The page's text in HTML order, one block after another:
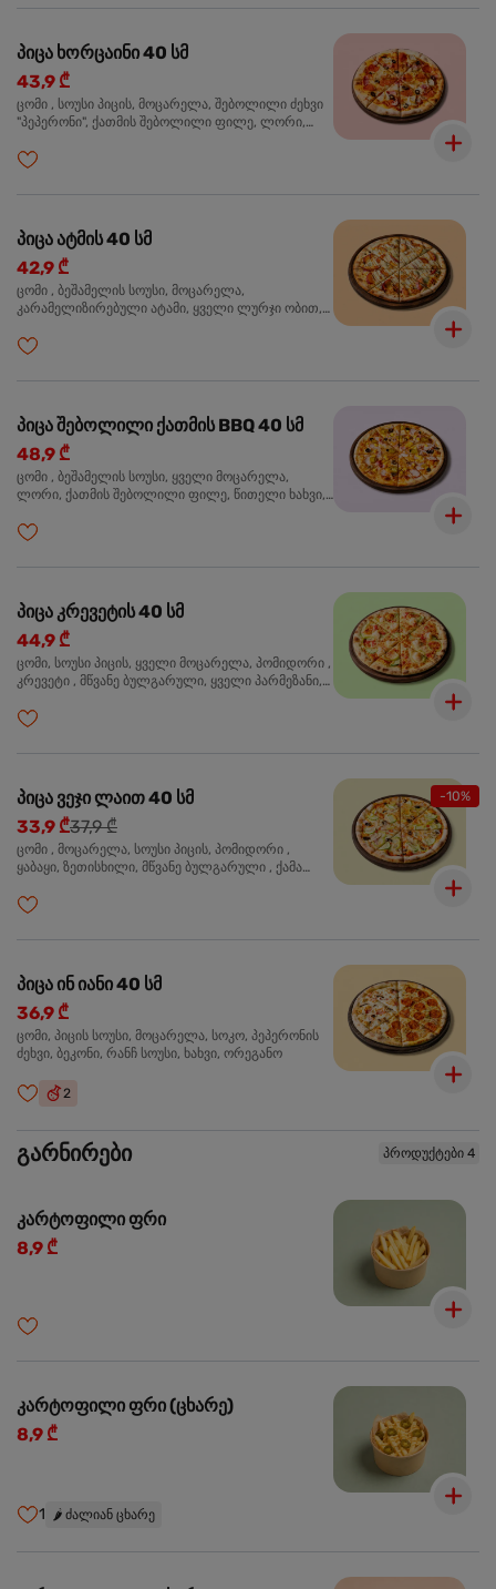
პიცა ხორცაინი 40 სმ
43,9 ₾
ცომი , სოუსი პიცის, მოცარელა, შებოლილი ძეხვი
"პეპერონი", ქათმის შებოლილი ფილე, ლორი,
პიცა ატმის 40 სმ
42,9 ₾
ცომი , ბეშამელის სოუსი, მოცარელა,
კარამელიზირებული ატამი, ყველი ლურჯი ობით,
პიცა შებოლილი ქათმის BBQ 40 სმ
48,9 ₾
ცომი , ბეშამელის სოუსი, ყველი მოცარელა,
ლორი, ქათმის შებოლილი ფილე, წითელი ხახვი,
ხალაპენიო, ორეგანო
პიცა კრევეტის 40 სმ
44,9 ₾
ცომი, სოუსი პიცის, ყველი მოცარელა, პომიდორი ,
კრევეტი , მწვანე ბულგარული, ყველი პარმეზანი,
-10%
პიცა ვეჯი ლაით 40 სმ
33,9 ₾37,9 ₾
ცომი , მოცარელა, სოუსი პიცის, პომიდორი ,
ყაბაყი, ზეთისხილი, მწვანე ბულგარული , ქამა
პიცა ინ იანი 40 სმ
36,9 ₾
ცომი, პიცის სოუსი, მოცარელა, სოკო, პეპერონის
ძეხვი, ბეკონი, რანჩ სოუსი, ხახვი, ორეგანო
2
გარნირები პროდუქტები 4
კარტოფილი ფრი
8,9 ₾
კარტოფილი ფრი (ცხარე)
8,9 ₾
1 🌶️ ძალიან ცხარე